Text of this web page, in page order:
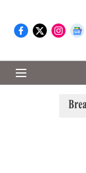
வழக்கை வாபஸ்